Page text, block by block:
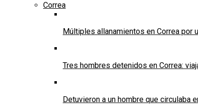
Correa
Múltiples allanamientos en Correa por
Tres hombres detenidos en Correa:
Detuvieron a un hombre que circulaba